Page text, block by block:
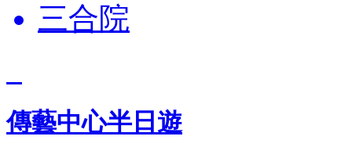
三合院
傳藝中心半日遊